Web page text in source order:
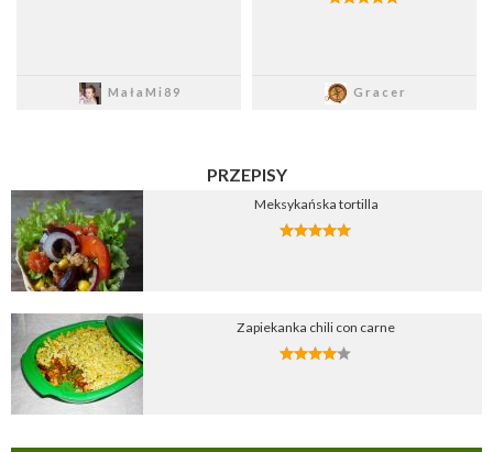
MałaMi89
Zapisz
Gracer
Zapisz
PRZEPISY
Meksykańska tortilla
Zapiekanka chili con carne